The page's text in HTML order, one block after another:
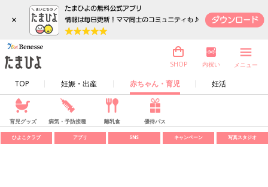
×
TOP 妊娠・出産 赤ちゃん・育児 妊活
SHOP 内祝い メニュー
育児グッズ 病気・予防接種 離乳食 優待パス
ひよこクラブ アプリ SNS キャンペーン 写真スタジオ